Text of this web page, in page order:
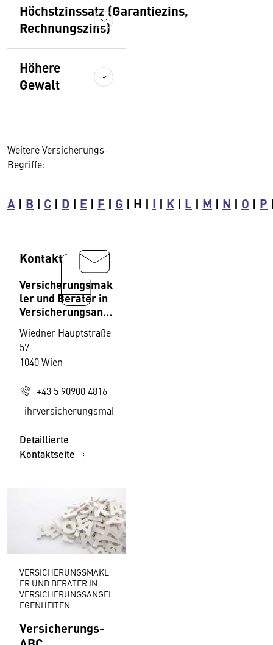
Höchstzinssatz (Garantiezins,
Rechnungszins)
Höhere
Gewalt
Weitere Versicherungs-
Begriffe:
A | B | C | D | E | F | G | H | I | K | L | M | N | O | P
Kontakt
Versicherungsmak
ler und Berater in
Versicherungsang
Fachverband
Wiedner Hauptstraße
57
1040 Wien
+43 5 90900 4816
ihrversicherungsmakler@wko.at
Detaillierte
Kontaktseite
VERSICHERUNGSMAKL
ER UND BERATER IN
VERSICHERUNGSANGEL
EGENHEITEN
Versicherungs-